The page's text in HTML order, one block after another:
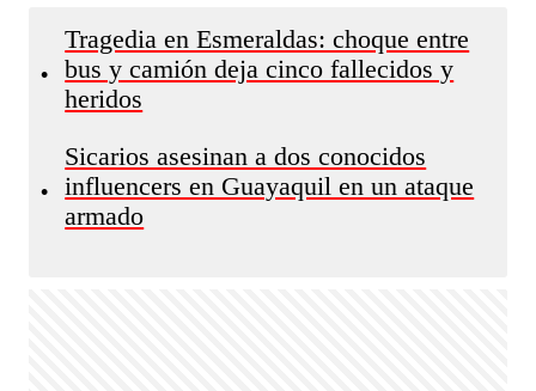
•
Tragedia en Esmeraldas: choque entre
bus y camión deja cinco fallecidos y
heridos
•
Sicarios asesinan a dos conocidos
influencers en Guayaquil en un ataque
armado